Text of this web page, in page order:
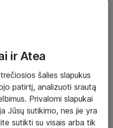
ir Atea
šalies slapukus
patirtį, analizuoti srautą
Privalomi slapukai
Jūsų sutikimo, nes jie yra
sutikti su visais arba tik